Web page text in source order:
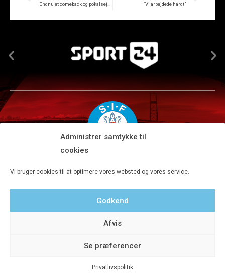
Administrer samtykke til
cookies
Vi bruger cookies til at optimere vores websted og vores service.
Godkend
Afvis
Se præferencer
Privatlivspolitik
“Vi arbejdede hårdt”
Tlf 8680 4477 · Fax 8680 4647 · Kontortid man-fre kl. 9-15
© 2020 Silkeborg IF A/S - Designet af Aveo - web&marketing